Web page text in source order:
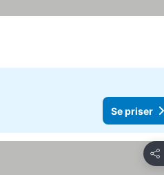
Se priser
Del